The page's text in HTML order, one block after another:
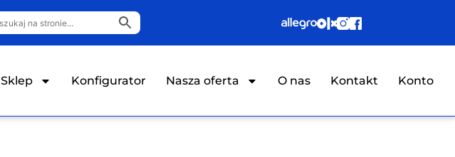
Sklep Konfigurator Nasza oferta O nas Kontakt Konto